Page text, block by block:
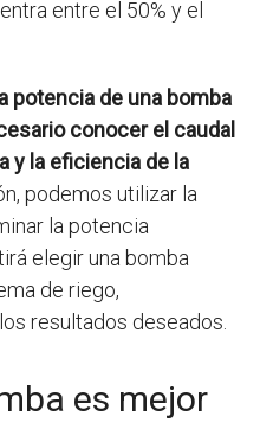
entre el 50% y el
potencia de una bomba
conocer el caudal
y la eficiencia de la
podemos utilizar la
la potencia
elegir una bomba
de riego,
resultados deseados.
es mejor